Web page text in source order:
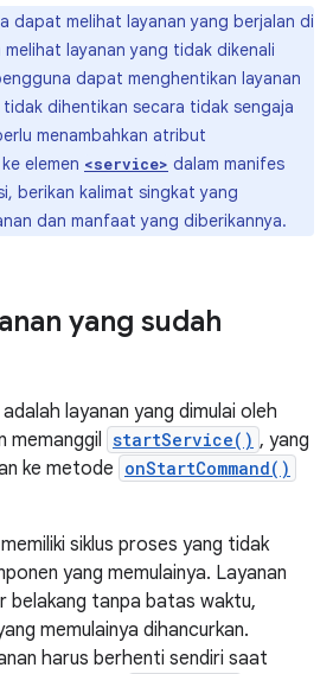
dapat melihat layanan yang berjalan di
layanan yang tidak dikenali
dapat menghentikan layanan
dihentikan secara tidak sengaja
menambahkan atribut
ke elemen <service> dalam manifes
berikan kalimat singkat yang
dan manfaat yang diberikannya.
yang sudah
layanan yang dimulai oleh
memanggil startService() , yang
ke metode onStartCommand()
siklus proses yang tidak
yang memulainya. Layanan
belakang tanpa batas waktu,
memulainya dihancurkan.
harus berhenti sendiri saat